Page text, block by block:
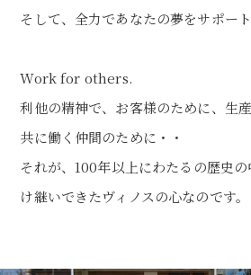
そして、全力であなたの夢をサポート
Work for others.
利他の精神で、お客様のために、生
共に働く仲間のために・・
それが、100年以上にわたるの歴史
け継いできたヴィノスの心なのです。